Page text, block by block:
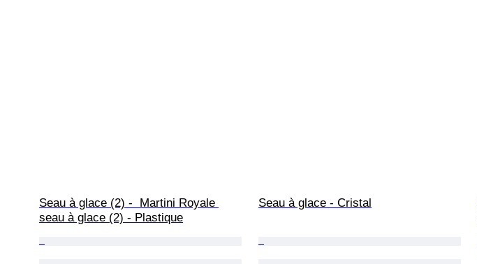
Seau à glace (2) -  Martini Royale
seau à glace (2) - Plastique
Seau à glace - Cristal